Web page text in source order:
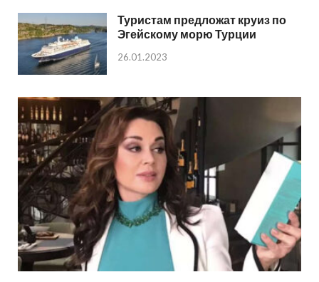
Туристам предложат круиз по
Эгейскому морю Турции
26.01.2023